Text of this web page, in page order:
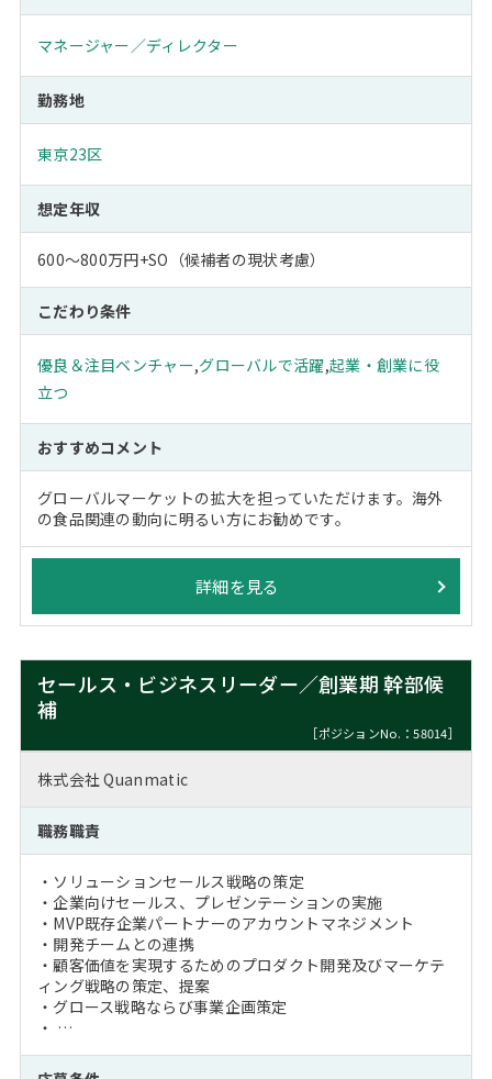
マネージャー／ディレクター
勤務地
東京23区
想定年収
600～800万円+SO（候補者の現状考慮）
こだわり条件
優良＆注目ベンチャー,グローバルで活躍,起業・創業に役
立つ
おすすめコメント
グローバルマーケットの拡大を担っていただけます。海外
の食品関連の動向に明るい方にお勧めです。
詳細を見る
セールス・ビジネスリーダー／創業期 幹部候
補
［ポジションNo.：58014］
株式会社 Quanmatic
職務職責
・ソリューションセールス戦略の策定
・企業向けセールス、プレゼンテーションの実施
・MVP既存企業パートナーのアカウントマネジメント
・開発チームとの連携
・顧客価値を実現するためのプロダクト開発及びマーケテ
ィング戦略の策定、提案
・グロース戦略ならび事業企画策定
・ …